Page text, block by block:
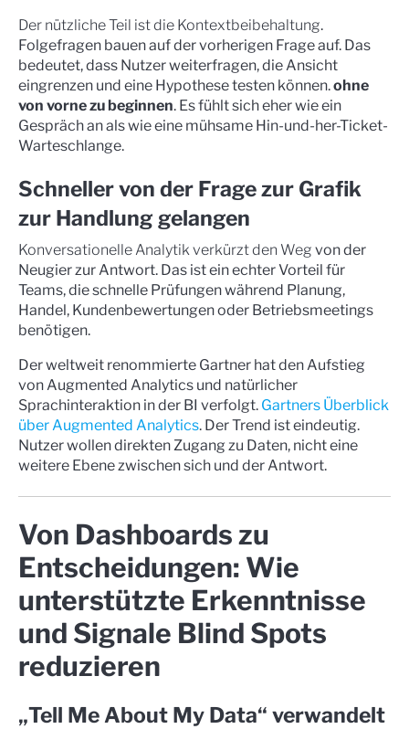
Der nützliche Teil ist die Kontextbeibehaltung.
Folgefragen bauen auf der vorherigen Frage auf. Das
bedeutet, dass Nutzer weiterfragen, die Ansicht
eingrenzen und eine Hypothese testen können.ohne
von vorne zu beginnen. Es fühlt sich eher wie ein
Gespräch an als wie eine mühsame Hin-und-her-Ticket-
Warteschlange.
Schneller von der Frage zur Grafik
zur Handlung gelangen
Konversationelle Analytik verkürzt den Weg von der
Neugier zur Antwort. Das ist ein echter Vorteil für
Teams, die schnelle Prüfungen während Planung,
Handel, Kundenbewertungen oder Betriebsmeetings
benötigen.
Der weltweit renommierte Gartner hat den Aufstieg
von Augmented Analytics und natürlicher
Sprachinteraktion in der BI verfolgt. Gartners Überblick
über Augmented Analytics. Der Trend ist eindeutig.
Nutzer wollen direkten Zugang zu Daten, nicht eine
weitere Ebene zwischen sich und der Antwort.
Von Dashboards zu
Entscheidungen: Wie
unterstützte Erkenntnisse
und Signale Blind Spots
reduzieren
„Tell Me About My Data“ verwandelt